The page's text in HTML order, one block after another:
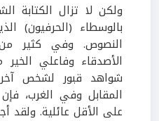
ولكن لا تزال الكتابة
بالوسطاء (الحرفيون)
النصوص. وفي كثير من
الأصدقاء وفاعلي
شواهد قبور لشخص
المقابل وفي الغرب،
على الأقل عائلية. ولقد